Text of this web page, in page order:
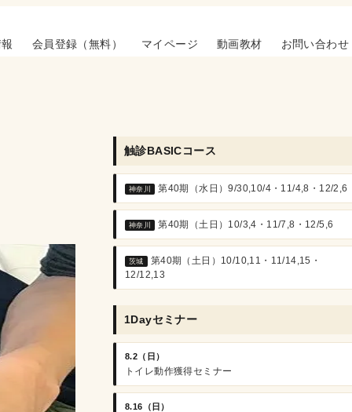
会員登録（無料） マイページ 動画教材 お問い合わせ
触診BASICコース
神奈川 第40期（水日）9/30,10/4・11/4,8・12/2,6
神奈川 第40期（土日）10/3,4・11/7,8・12/5,6
茨城
第40期（土日）10/10,11・11/14,15・
12/12,13
1Dayセミナー
8.2（日）
トイレ動作獲得セミナー
8.16（日）